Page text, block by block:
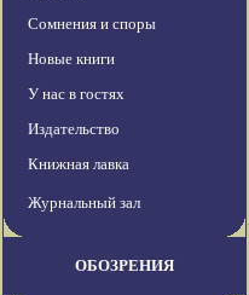
Сомнения и споры
Новые книги
У нас в гостях
Издательство
Книжная лавка
Журнальный зал
ОБОЗРЕНИЯ